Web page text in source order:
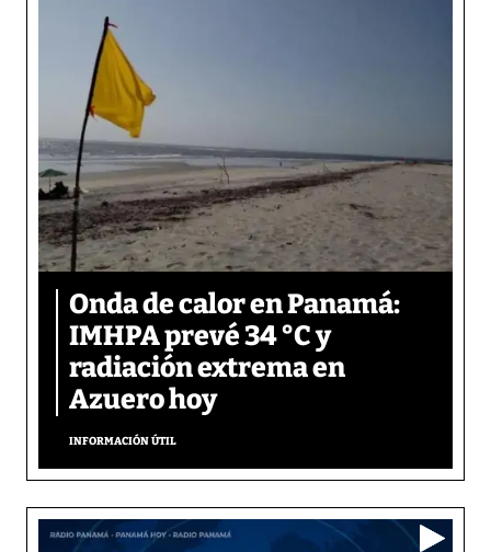
Onda de calor en Panamá:
IMHPA prevé 34 °C y
radiación extrema en
Azuero hoy
INFORMACIÓN ÚTIL